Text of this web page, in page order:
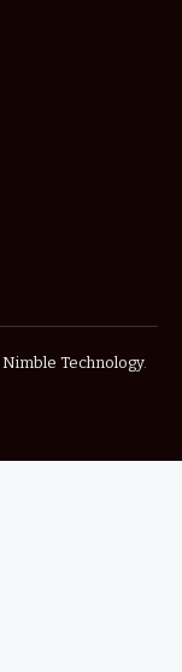
Nimble Technology.